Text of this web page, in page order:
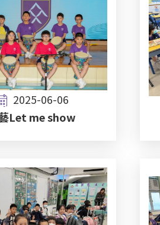
2025-06-06
Let me show